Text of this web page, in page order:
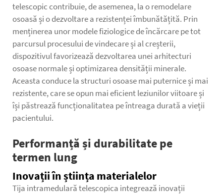
telescopic contribuie, de asemenea, la o remodelare
osoasă și o dezvoltare a rezistenței îmbunătățită. Prin
menținerea unor modele fiziologice de încărcare pe tot
parcursul procesului de vindecare și al creșterii,
dispozitivul favorizează dezvoltarea unei arhitecturi
osoase normale și optimizarea densității minerale.
Aceasta conduce la structuri osoase mai puternice și mai
rezistente, care se opun mai eficient leziunilor viitoare și
își păstrează funcționalitatea pe întreaga durată a vieții
pacientului.
Performanță și durabilitate pe
termen lung
Inovații în știința materialelor
Tija intramedulară telescopica integrează inovații